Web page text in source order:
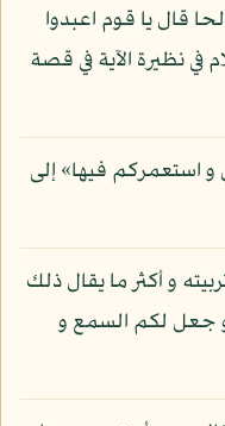
قال يا قوم اعبدوا
في نظيرة الآية في قصة
استعمركم فيها» إلى
و أكثر ما يقال ذلك
و جعل لكم السمع و